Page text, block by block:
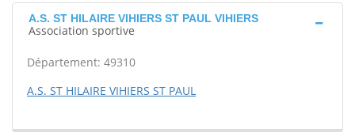
A.S. ST HILAIRE VIHIERS ST PAUL VIHIERS
Association sportive
Département: 49310
A.S. ST HILAIRE VIHIERS ST PAUL